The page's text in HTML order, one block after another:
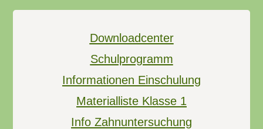
Downloadcenter
Schulprogramm
Informationen Einschulung
Materialliste Klasse 1
Info Zahnuntersuchung